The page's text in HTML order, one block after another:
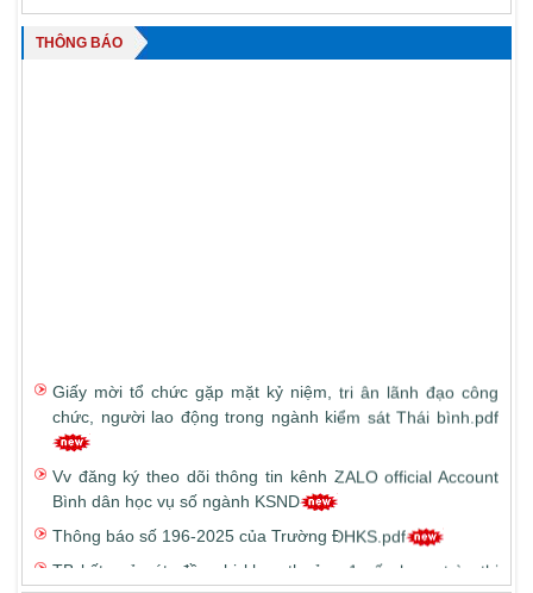
THÔNG BÁO
chức, người lao động trong ngành kiểm sát Thái bình.pdf
Bình dân học vụ số ngành KSND
đua theo chuyên đề và xét tặng Kỷ niệm chương Vì sự